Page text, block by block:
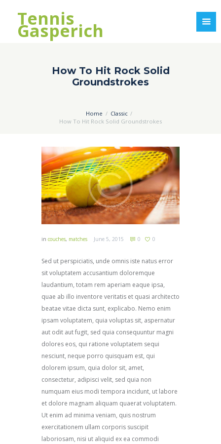
Tennis
Gasperich
How To Hit Rock Solid
Groundstrokes
Home
Classic
How To Hit Rock Solid Groundstrokes
in couches, matches June 5, 2015 0 0
Sed ut perspiciatis, unde omnis iste natus error
sit voluptatem accusantium doloremque
laudantium, totam rem aperiam eaque ipsa,
quae ab illo inventore veritatis et quasi architecto
beatae vitae dicta sunt, explicabo. Nemo enim
ipsam voluptatem, quia voluptas sit, aspernatur
aut odit aut fugit, sed quia consequuntur magni
dolores eos, qui ratione voluptatem sequi
nesciunt, neque porro quisquam est, qui
dolorem ipsum, quia dolor sit, amet,
consectetur, adipisci velit, sed quia non
numquam eius modi tempora incidunt, ut labore
et dolore magnam aliquam quaerat voluptatem.
Ut enim ad minima veniam, quis nostrum
exercitationem ullam corporis suscipit
laboriosam, nisi ut aliquid ex ea commodi